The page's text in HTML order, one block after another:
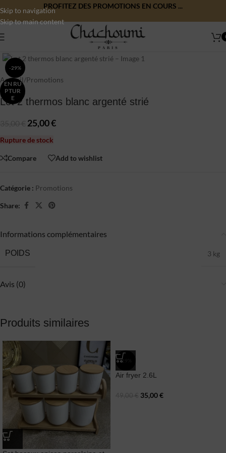
Skip to navigation
Skip to main content
PROFITEZ DES PROMOTIONS EN COURS ...
-29%
EN RU
PTUR
E
Accueil/Promotions
Lot 2 thermos blanc argenté strié
25,00€
Rupture de stock
Compare Add to wishlist
Catégorie : Promotions
Share:
Informations complémentaires
POIDS 3 kg
Avis (0)
Produits similaires
-29%
Air fryer 2.6L
35,00€